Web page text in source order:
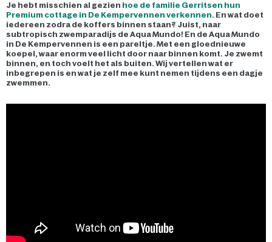
Je hebt misschien al gezien hoe de familie Gerritsen hun
Premium cottage in De Kempervennen verkennen. En wat doet
iedereen zodra de koffers binnen staan? Juist, naar
subtropisch zwemparadijs de Aqua Mundo! En de Aqua Mundo
in De Kempervennen is een pareltje. Met een gloednieuwe
koepel, waar enorm veel licht door naar binnen komt. Je zwemt
binnen, en toch voelt het als buiten. Wij vertellen wat er
inbegrepen is en wat je zelf mee kunt nemen tijdens een dagje
zwemmen.